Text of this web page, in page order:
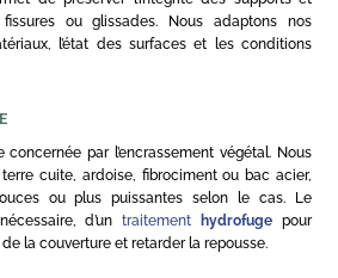
ou glissades. Nous adaptons nos
l’état des surfaces et les conditions
par l’encrassement végétal. Nous
cuite, ardoise, fibrociment ou bac acier,
ou plus puissantes selon le cas. Le
d’untraitement hydrofuge pour
la couverture et retarder la repousse.